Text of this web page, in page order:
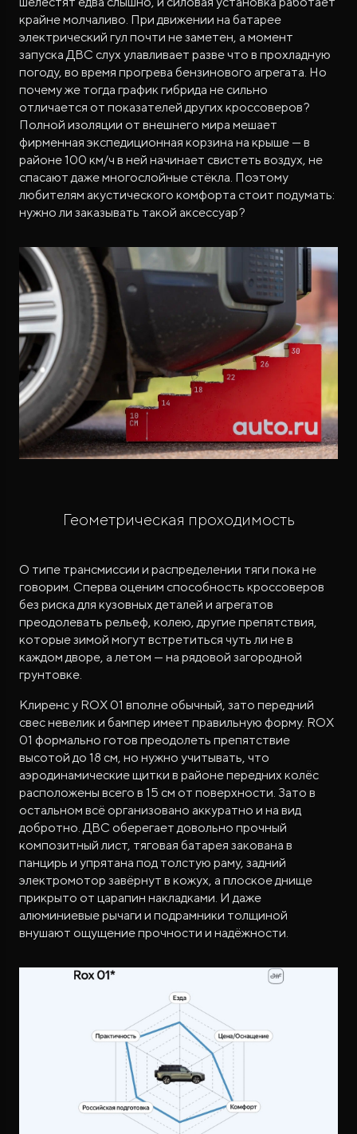
крайне молчаливо. При движении на батарее
электрический гул почти не заметен, а момент
запуска ДВС слух улавливает разве что в прохладную
погоду, во время прогрева бензинового агрегата. Но
почему же тогда график гибрида не сильно
отличается от показателей других кроссоверов?
Полной изоляции от внешнего мира мешает
фирменная экспедиционная корзина на крыше — в
районе 100 км/ч в ней начинает свистеть воздух, не
спасают даже многослойные стёкла. Поэтому
любителям акустического комфорта стоит подумать:
нужно ли заказывать такой аксессуар?
Геометрическая проходимость
О типе трансмиссии и распределении тяги пока не
говорим. Сперва оценим способность кроссоверов
без риска для кузовных деталей и агрегатов
преодолевать рельеф, колею, другие препятствия,
которые зимой могут встретиться чуть ли не в
каждом дворе, а летом — на рядовой загородной
грунтовке.
Клиренс у ROX 01 вполне обычный, зато передний
свес невелик и бампер имеет правильную форму. ROX
01 формально готов преодолеть препятствие
высотой до 18 см, но нужно учитывать, что
аэродинамические щитки в районе передних колёс
расположены всего в 15 см от поверхности. Зато в
остальном всё организовано аккуратно и на вид
добротно. ДВС оберегает довольно прочный
композитный лист, тяговая батарея закована в
панцирь и упрятана под толстую раму, задний
электромотор завёрнут в кожух, а плоское днище
прикрыто от царапин накладками. И даже
алюминиевые рычаги и подрамники толщиной
внушают ощущение прочности и надёжности.